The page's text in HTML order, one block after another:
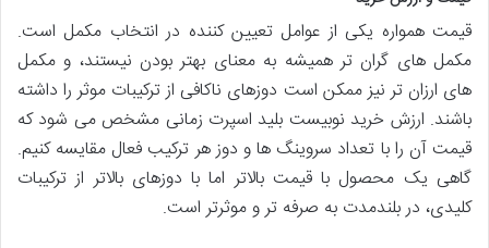
قیمت همواره یکی از عوامل تعیین کننده در انتخاب مکمل است.
مکمل های گران تر همیشه به معنای بهتر بودن نیستند، و مکمل
های ارزان تر نیز ممکن است دوزهای ناکافی از ترکیبات موثر را داشته
باشند. ارزش خرید نوبیست بلید اسپرت زمانی مشخص می شود که
قیمت آن را با تعداد سروینگ ها و دوز هر ترکیب فعال مقایسه کنیم.
گاهی یک محصول با قیمت بالاتر اما با دوزهای بالاتر از ترکیبات
کلیدی، در بلندمدت به صرفه تر و موثرتر است.